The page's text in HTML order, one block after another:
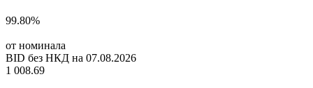
99.80%
от номинала
BID без НКД на 07.08.2026
1 008.69